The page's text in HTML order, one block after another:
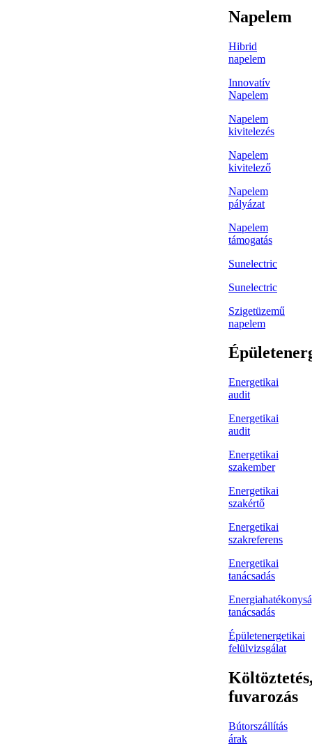
Napelem
Hibrid
napelem
Innovatív
Napelem
Napelem
kivitelezés
Napelem
kivitelező
Napelem
pályázat
Napelem
támogatás
Sunelectric
Sunelectric
Szigetüzemű
napelem
Energetikai
audit
Energetikai
audit
Energetikai
szakember
Energetikai
szakértő
Energetikai
szakreferens
Energetikai
tanácsadás
tanácsadás
Épületenergetikai
felülvizsgálat
fuvarozás
Bútorszállítás
árak